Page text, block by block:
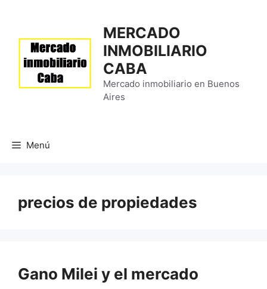
contenido
MERCADO
INMOBILIARIO
CABA
Mercado inmobiliario en Buenos
Aires
Menú
precios de propiedades
Gano Milei y el mercado